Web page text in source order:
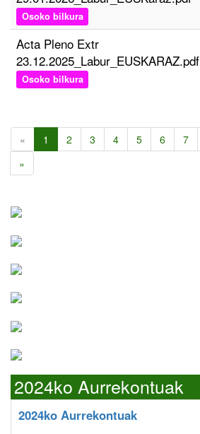
Osoko bilkura
Acta Pleno Extr
23.12.2025_Labur_EUSKARAZ.pdf
Osoko bilkura
« 1 2 3 4 5 6 7
»
2024ko Aurrekontuak
2024ko Aurrekontuak